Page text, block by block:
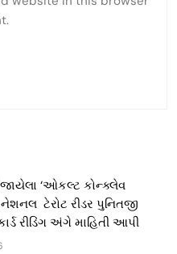
‘ઓકલ્ટ કોન્ક્લેવ
ટેરોટ રીડર પુનિતજી
રીડિંગ અંગે માહિતી આપી